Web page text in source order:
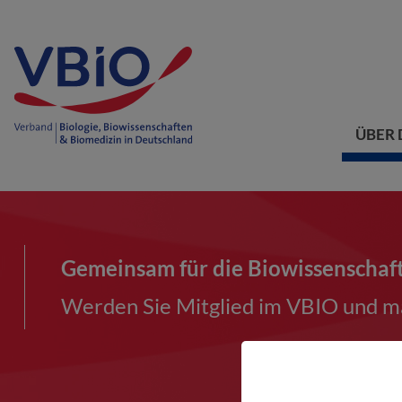
ÜBER
Gemeinsam für die
Werden Sie Mitglied im VBIO und